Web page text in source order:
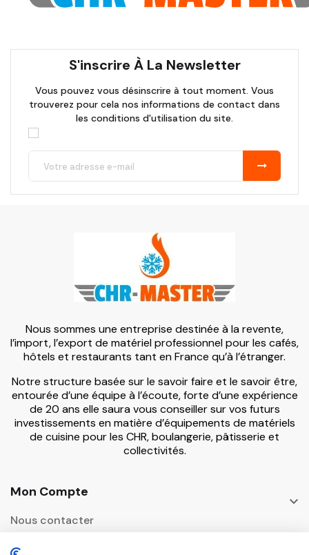
S'inscrire À La Newsletter
Vous pouvez vous désinscrire à tout moment. Vous
trouverez pour cela nos informations de contact dans
les conditions d'utilisation du site.
Nous sommes une entreprise destinée à la revente,
l’import, l’export de matériel professionnel pour les cafés,
hôtels et restaurants tant en France qu’à l’étranger.
Notre structure basée sur le savoir faire et le savoir être,
entourée d’une équipe à l’écoute, forte d’une expérience
de 20 ans elle saura vous conseiller sur vos futurs
investissements en matière d’équipements de matériels
de cuisine pour les CHR, boulangerie, pâtisserie et
collectivités.
Mon Compte

Nous contacter
Informations